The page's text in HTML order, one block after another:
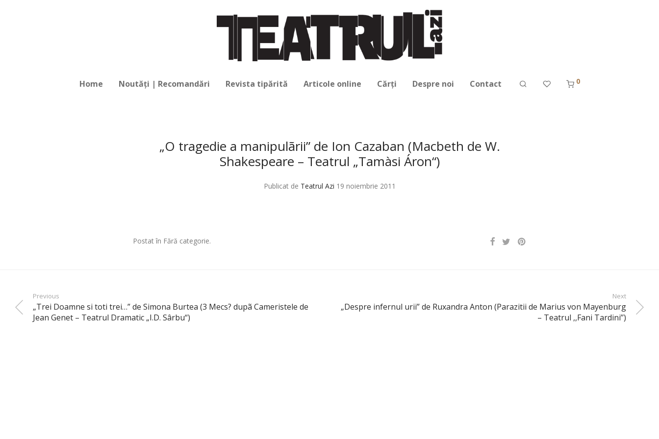
Home Noutăți | Recomandări Revista tipărită Articole online Cărți Despre noi Contact 0
„O tragedie a manipulãrii” de Ion Cazaban (Macbeth de W.
Shakespeare – Teatrul „Tamàsi Áron“)
Publicat de Teatrul Azi 19 noiembrie 2011
Postat în Fără categorie.
Previous
„Trei Doamne si toti trei…” de Simona Burtea (3 Mecs? dupã Cameristele de
Jean Genet – Teatrul Dramatic „I.D. Sârbu“)
Next
„Despre infernul urii” de Ruxandra Anton (Parazitii de Marius von Mayenburg
– Teatrul ,,Fani Tardini’’)